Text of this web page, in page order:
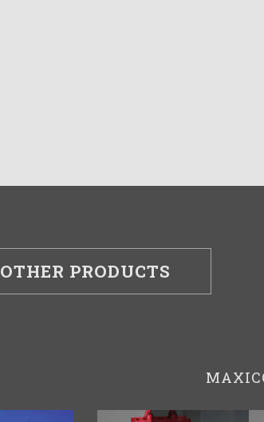
OTHER PRODUCTS